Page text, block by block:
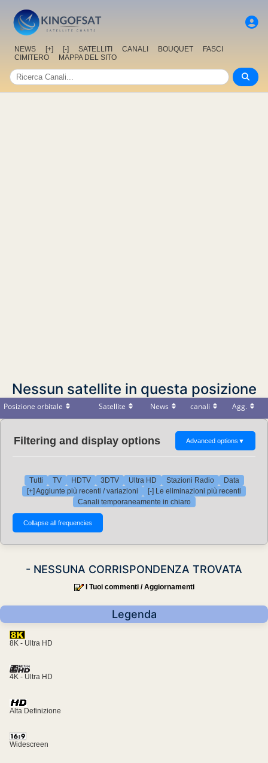
NEWS [+] [-] SATELLITI CANALI BOUQUET
FASCI
CIMITERO
MAPPA DEL SITO
Nessun satellite in questa posizione
Posizione orbitale Satellite News canali Agg.
Filtering and display options Advanced options ▼
Tutti TV HDTV 3DTV Ultra HD Stazioni Radio
Data
[+] Aggiunte più recenti / variazioni
[-] Le eliminazioni più recenti
Canali temporaneamente in chiaro
- NESSUNA CORRISPONDENZA TROVATA
I Tuoi commenti / Aggiornamenti
Legenda
8K - Ultra HD
4K - Ultra HD
Alta Definizione
Widescreen